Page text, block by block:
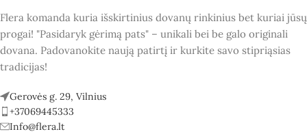
Flera komanda kuria išskirtinius dovanų rinkinius bet kuriai jūsų
progai! "Pasidaryk gėrimą pats" – unikali bei be galo originali
dovana. Padovanokite naują patirtį ir kurkite savo stipriąsias
tradicijas!
Gerovės g. 29, Vilnius
+37069445333
Info@flera.lt